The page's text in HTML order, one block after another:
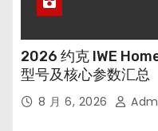
2026 约克 IWE
型号及核心参数汇总
8 月 6, 2026